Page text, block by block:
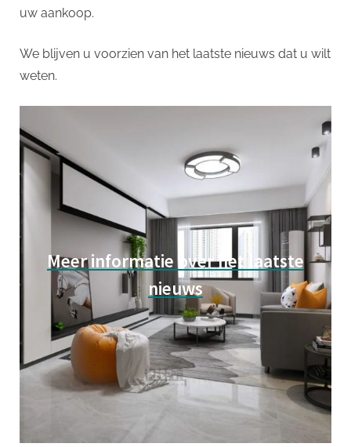
uw aankoop.
We blijven u voorzien van het laatste nieuws dat u wilt
weten.
Meer informatie over het laatste
nieuws